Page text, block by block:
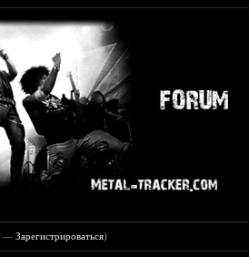
—Зарегистрироваться)